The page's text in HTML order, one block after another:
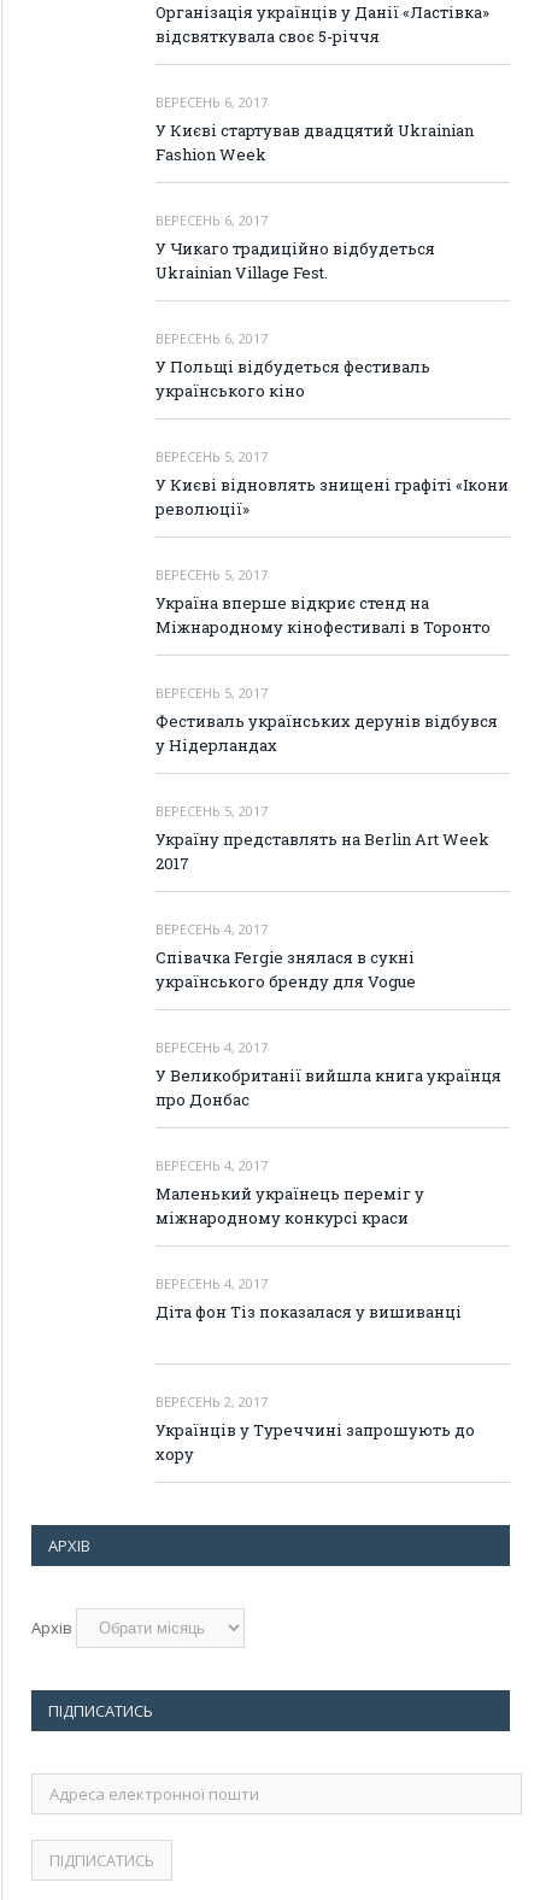
Організація українців у Данії «Ластівка»
відсвяткувала своє 5-річчя
ВЕРЕСЕНЬ 6, 2017
У Києві стартував двадцятий Ukrainian
Fashion Week
ВЕРЕСЕНЬ 6, 2017
У Чикаго традиційно відбудеться
Ukrainian Village Fest.
ВЕРЕСЕНЬ 6, 2017
У Польщі відбудеться фестиваль
українського кіно
ВЕРЕСЕНЬ 5, 2017
У Києві відновлять знищені графіті «Ікони
революції»
ВЕРЕСЕНЬ 5, 2017
Україна вперше відкриє стенд на
Міжнародному кінофестивалі в Торонто
ВЕРЕСЕНЬ 5, 2017
Фестиваль українських дерунів відбувся
у Нідерландах
ВЕРЕСЕНЬ 5, 2017
Україну представлять на Berlin Art Week
2017
ВЕРЕСЕНЬ 4, 2017
Співачка Fergie знялася в сукні
українського бренду для Vogue
ВЕРЕСЕНЬ 4, 2017
У Великобританії вийшла книга українця
про Донбас
ВЕРЕСЕНЬ 4, 2017
Маленький українець переміг у
міжнародному конкурсі краси
ВЕРЕСЕНЬ 4, 2017
Діта фон Тіз показалася у вишиванці
ВЕРЕСЕНЬ 2, 2017
Українців у Туреччині запрошують до
хору
АРХІВ
Архів
ПІДПИСАТИСЬ
електронної